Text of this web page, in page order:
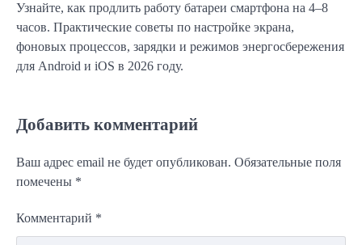
Узнайте, как продлить работу батареи смартфона на 4–8
часов. Практические советы по настройке экрана,
фоновых процессов, зарядки и режимов энергосбережения
для Android и iOS в 2026 году.
Добавить комментарий
Ваш адрес email не будет опубликован. Обязательные поля
помечены *
Комментарий *